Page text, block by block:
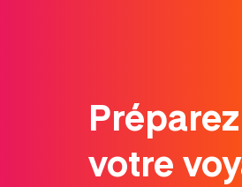
Préparez
votre